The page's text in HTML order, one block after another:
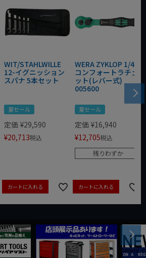
WIT/STAHLWILLE
12-イグニッション
スパナ 5本セット
夏セール
定価 ¥29,590
¥20,713税込
カートに入れる
WERA ZYKLOP 1/4"
コンフォートラチェ
ット(レバー式)
005600
夏セール
定価 ¥16,940
¥12,705税込
残りわずか
カートに入れる
Next